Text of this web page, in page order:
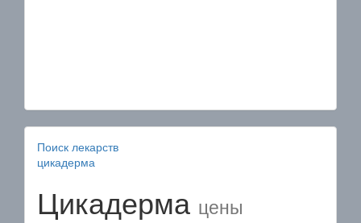
Поиск лекарств
цикадерма
Цикадерма цены